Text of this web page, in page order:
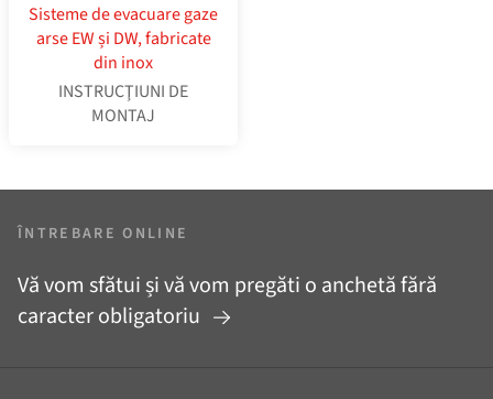
Sisteme de evacuare gaze
arse EW și DW, fabricate
din inox
INSTRUCŢIUNI DE
MONTAJ
ÎNTREBARE ONLINE
Vă vom sfătui și vă vom pregăti o anchetă fără
caracter obligatoriu